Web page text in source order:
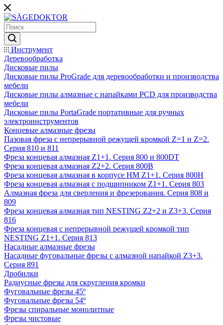
Инструмент
Деревообработка
Дисковые пилы
Дисковые пилы ProGrade для деревообработки и производства
мебели
Дисковые пилы алмазные с напайками PCD для производства
мебели
Дисковые пилы PortaGrade портативные для ручных
электроинструментов
Концевые алмазные фрезы
Пазовая фреза с непрерывной режущей кромкой Z=1 и Z=2.
Серия 810 и 811
Фреза концевая алмазная Z1+1. Серия 800 и 800DT
Фреза концевая алмазная Z2+2. Серия 800B
Фреза концевая алмазная в корпусе НМ Z1+1. Серия 800H
Фреза концевая алмазная с подшипником Z1+1. Серия 803
Алмазная фреза для сверления и фрезерования. Серия 808 и
809
Фреза концевая алмазная тип NESTING Z2+2 и Z3+3. Серия
816
Фреза концевая с непрерывной режущей кромкой тип
NESTING Z1+1. Серия 813
Насадные алмазные фрезы
Насадные фуговальные фрезы с алмазной напайкой Z3+3.
Серия 891
Дробилки
Радиусные фрезы для скругления кромки
Фуговальные фрезы 45º
Фуговальные фрезы 54º
Фрезы спиральные монолитные
Фрезы чистовые